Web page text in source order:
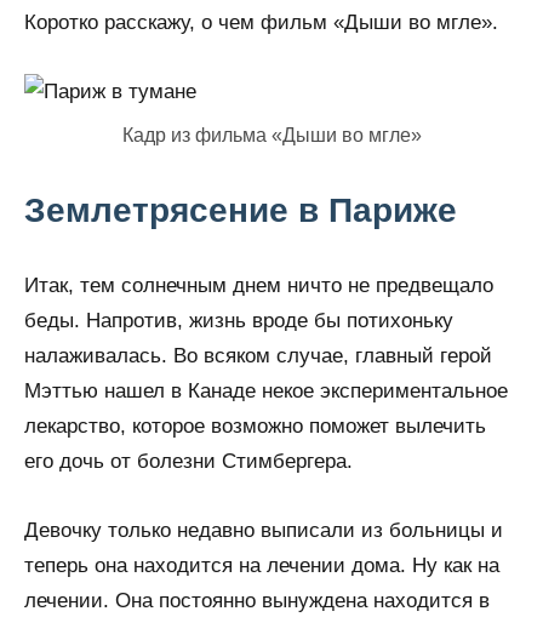
Коротко расскажу, о чем фильм «Дыши во мгле».
Кадр из фильма «Дыши во мгле»
Землетрясение в Париже
Итак, тем солнечным днем ничто не предвещало
беды. Напротив, жизнь вроде бы потихоньку
налаживалась. Во всяком случае, главный герой
Мэттью нашел в Канаде некое экспериментальное
лекарство, которое возможно поможет вылечить
его дочь от болезни Стимбергера.
Девочку только недавно выписали из больницы и
теперь она находится на лечении дома. Ну как на
лечении. Она постоянно вынуждена находится в